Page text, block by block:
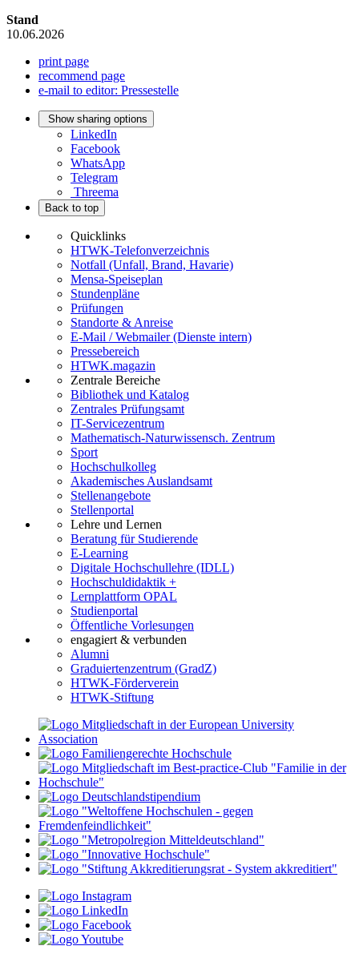
Stand
10.06.2026
print page
recommend page
e-mail to editor: Pressestelle
Show sharing options
LinkedIn
Facebook
WhatsApp
Telegram
Threema
Back to top
Quicklinks
HTWK-Telefonverzeichnis
Notfall (Unfall, Brand, Havarie)
Mensa-Speiseplan
Stundenpläne
Prüfungen
Standorte & Anreise
E-Mail / Webmailer (Dienste intern)
Pressebereich
HTWK.magazin
Zentrale Bereiche
Bibliothek und Katalog
Zentrales Prüfungsamt
IT-Servicezentrum
Mathematisch-Naturwissensch. Zentrum
Sport
Hochschulkolleg
Akademisches Auslandsamt
Stellenangebote
Stellenportal
Lehre und Lernen
Beratung für Studierende
E-Learning
Digitale Hochschullehre (IDLL)
Hochschuldidaktik +
Lernplattform OPAL
Studienportal
Öffentliche Vorlesungen
engagiert & verbunden
Alumni
Graduiertenzentrum (GradZ)
HTWK-Förderverein
HTWK-Stiftung